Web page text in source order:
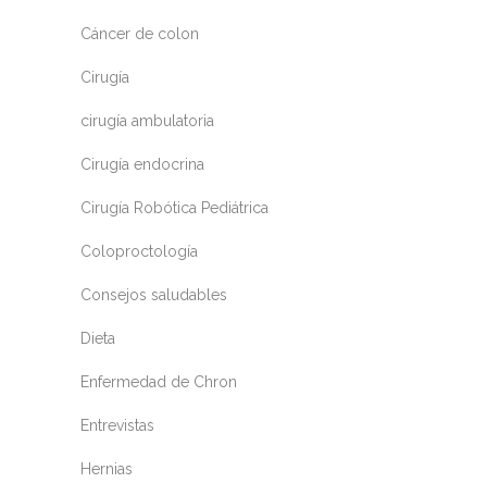
Cáncer de colon
Cirugía
cirugía ambulatoria
Cirugía endocrina
Cirugía Robótica Pediátrica
Coloproctología
Consejos saludables
Dieta
Enfermedad de Chron
Entrevistas
Hernias